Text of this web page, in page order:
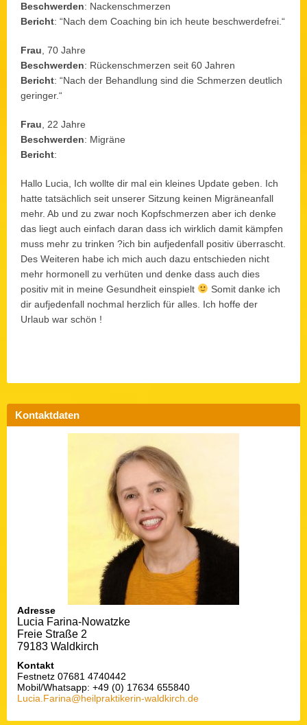
Beschwerden: Nackenschmerzen
Bericht: “Nach dem Coaching bin ich heute beschwerdefrei.“
Frau , 70 Jahre
Beschwerden: Rückenschmerzen seit 60 Jahren
Bericht: “Nach der Behandlung sind die Schmerzen deutlich
geringer.“
Frau , 22 Jahre
Beschwerden: Migräne
Bericht:
Hallo Lucia, Ich wollte dir mal ein kleines Update geben. Ich
hatte tatsächlich seit unserer Sitzung keinen Migräneanfall
mehr. Ab und zu zwar noch Kopfschmerzen aber ich denke
das liegt auch einfach daran dass ich wirklich damit kämpfen
muss mehr zu trinken ?ich bin aufjedenfall positiv überrascht.
Des Weiteren habe ich mich auch dazu entschieden nicht
mehr hormonell zu verhüten und denke dass auch dies
positiv mit in meine Gesundheit einspielt
Somit danke ich
dir aufjedenfall nochmal herzlich für alles. Ich hoffe der
Urlaub war schön !
Kontaktdaten
Adresse
Lucia Farina-Nowatzke
Freie Straße 2
79183 Waldkirch
Kontakt
Festnetz 07681 4740442
Mobil/Whatsapp: +49 (0) 17634 655840
Lucia.Farina@heilpraktikerin-waldkirch.de